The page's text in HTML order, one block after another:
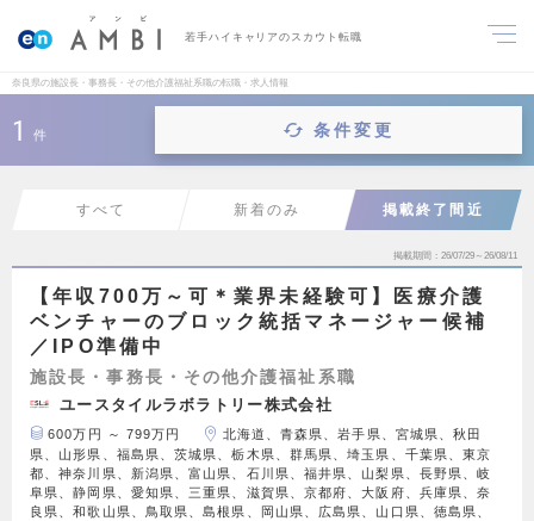
若手ハイキャリアのスカウト転職
奈良県の施設長・事務長・その他介護福祉系職の転職・求人情報
1 件 条件変更
すべて 新着のみ 掲載終了間近
掲載期間 26/07/29～26/08/11
【年収700万～可＊業界未経験可】医療介護
ベンチャーのブロック統括マネージャー候補
／IPO準備中
施設長・事務長・その他介護福祉系職
ユースタイルラボラトリー株式会社
600万円 ～ 799万円
北海道、青森県、岩手県、宮城県、秋田
県、山形県、福島県、茨城県、栃木県、群馬県、埼玉県、千葉県、東京
都、神奈川県、新潟県、富山県、石川県、福井県、山梨県、長野県、岐
阜県、静岡県、愛知県、三重県、滋賀県、京都府、大阪府、兵庫県、奈
良県、和歌山県、鳥取県、島根県、岡山県、広島県、山口県、徳島県、